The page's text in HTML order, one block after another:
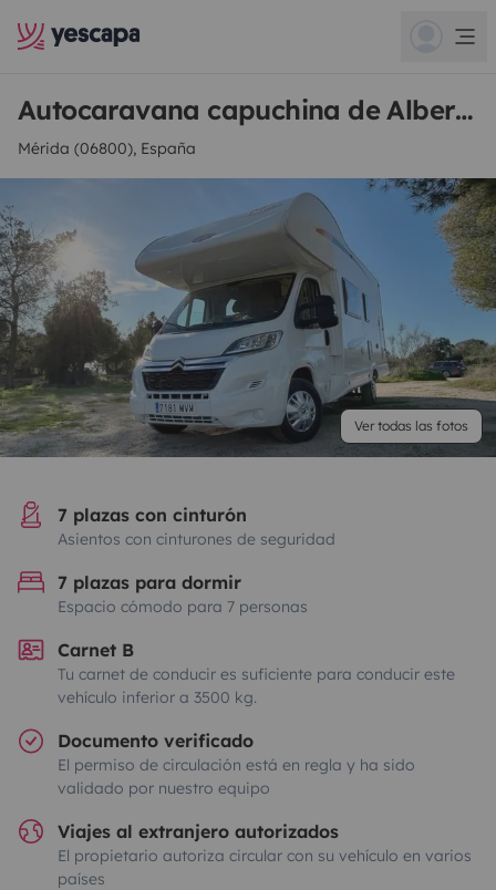
Autocaravana capuchina de Alberto
Mérida (06800), España
Ver todas las fotos
7 plazas con cinturón
Asientos con cinturones de seguridad
7 plazas para dormir
Espacio cómodo para 7 personas
Carnet B
Tu carnet de conducir es suficiente para conducir este
vehículo inferior a 3500 kg.
Documento verificado
El permiso de circulación está en regla y ha sido
validado por nuestro equipo
Viajes al extranjero autorizados
El propietario autoriza circular con su vehículo en varios
países